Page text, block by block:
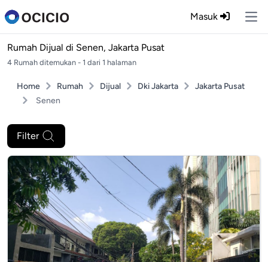
Masuk
Rumah Dijual di Senen, Jakarta Pusat
4 Rumah ditemukan - 1 dari 1 halaman
Home Rumah Dijual Dki Jakarta
Jakarta Pusat
Senen
Filter